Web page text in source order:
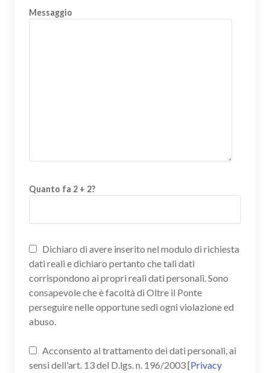
Messaggio
Quanto fa 2 + 2?
Dichiaro di avere inserito nel modulo di richiesta
dati reali e dichiaro pertanto che tali dati
corrispondono ai propri reali dati personali. Sono
consapevole che è facoltà di Oltre il Ponte
perseguire nelle opportune sedi ogni violazione ed
abuso.
Acconsento al trattamento dei dati personali, ai
sensi dell'art. 13 del D.lgs. n. 196/2003 [Privacy